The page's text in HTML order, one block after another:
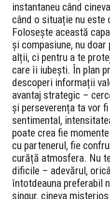
instantaneu când
când o situație nu este
Folosește această
și compasiune, nu doar
alții, ci pentru a te
care îi iubești. În plan
descoperi informații
avantaj strategic –
și perseverența ta vor
sentimental,
poate crea fie
cu partenerul, fie
curăță atmosfera. Nu
dificile – adevărul,
întotdeauna preferabil
singur, cineva